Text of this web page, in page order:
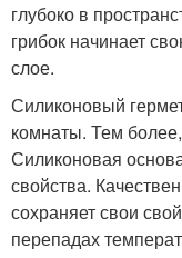
глубоко в
грибок начинает
слое.
Силиконовый
комнаты. Тем
Силиконовая
свойства.
сохраняет свои
перепадах